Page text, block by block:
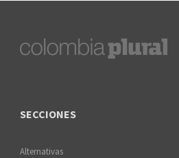
SECCIONES
Alternativas